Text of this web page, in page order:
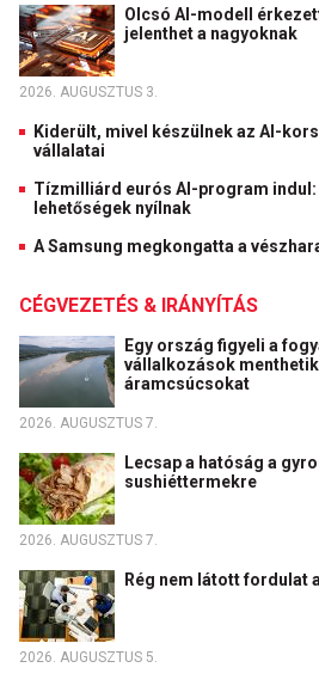
Olcsó AI-modell
jelenthet a nagyoknak
2026. AUGUSZTUS 3.
Kiderült, mivel készülnek az AI-
vállalatai
Tízmilliárd eurós AI-program indul:
lehetőségek nyílnak
A Samsung megkongatta a
CÉGVEZETÉS & IRÁNYÍTÁS
Egy ország figyeli a
vállalkozások
áramcsúcsokat
2026. AUGUSZTUS 7.
Lecsap a hatóság a
sushiéttermekre
2026. AUGUSZTUS 7.
Rég nem látott fordulat
2026. AUGUSZTUS 5.